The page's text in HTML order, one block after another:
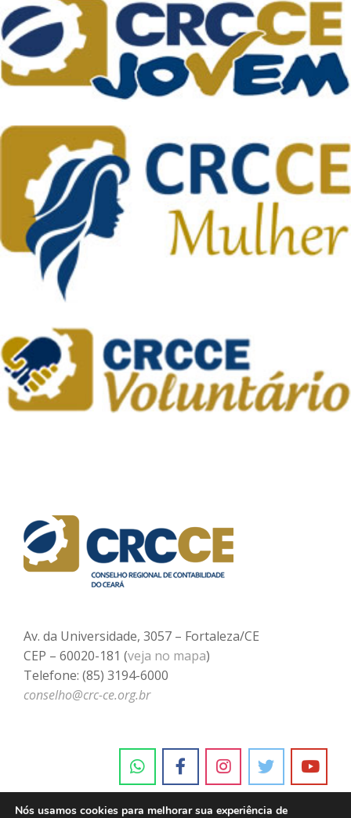
Av. da Universidade, 3057 – Fortaleza/CE
CEP – 60020-181 (veja no mapa)
Telefone: (85) 3194-6000
conselho@crc-ce.org.br
Nós usamos cookies para melhorar sua experiência de